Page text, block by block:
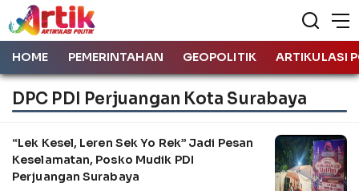
HOME PEMERINTAHAN GEOPOLITIK ARTIKULASI
DPC PDI Perjuangan Kota Surabaya
“Lek Kesel, Leren Sek Yo Rek” Jadi Pesan
Keselamatan, Posko Mudik PDI
Perjuangan Surabaya